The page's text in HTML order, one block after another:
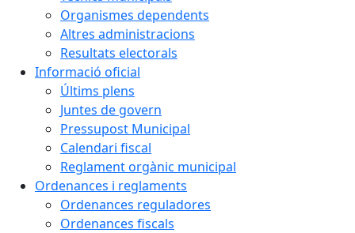
Organismes dependents
Altres administracions
Resultats electorals
Informació oficial
Últims plens
Juntes de govern
Pressupost Municipal
Calendari fiscal
Reglament orgànic municipal
Ordenances i reglaments
Ordenances reguladores
Ordenances fiscals